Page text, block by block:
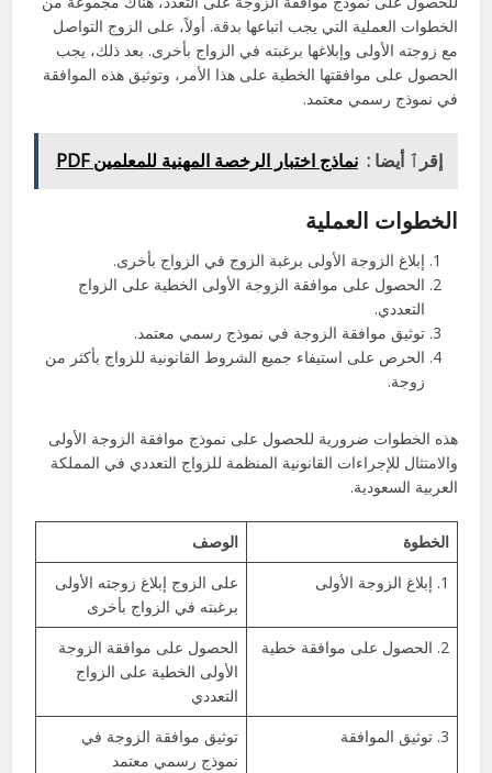
الخطوات العملية التي يجب اتباعها بدقة. أولاً، على الزوج التواصل
مع زوجته الأولى وإبلاغها برغبته في الزواج بأخرى. بعد ذلك، يجب
الحصول على موافقتها الخطية على هذا الأمر، وتوثيق هذه الموافقة
في نموذج رسمي معتمد.
إقرٱ أيضا : نماذج اختبار الرخصة المهنية للمعلمين PDF
الخطوات العملية
إبلاغ الزوجة الأولى برغبة الزوج في الزواج بأخرى.
الحصول على موافقة الزوجة الأولى الخطية على الزواج
التعددي.
توثيق موافقة الزوجة في نموذج رسمي معتمد.
الحرص على استيفاء جميع الشروط القانونية للزواج بأكثر من
زوجة.
هذه الخطوات ضرورية للحصول على نموذج موافقة الزوجة الأولى
والامتثال للإجراءات القانونية المنظمة للزواج التعددي في المملكة
العربية السعودية.
الخطوة
الوصف
1. إبلاغ الزوجة الأولى
على الزوج إبلاغ زوجته الأولى
برغبته في الزواج بأخرى
2. الحصول على موافقة خطية
الحصول على موافقة الزوجة
الأولى الخطية على الزواج
التعددي
3. توثيق الموافقة
توثيق موافقة الزوجة في
نموذج رسمي معتمد